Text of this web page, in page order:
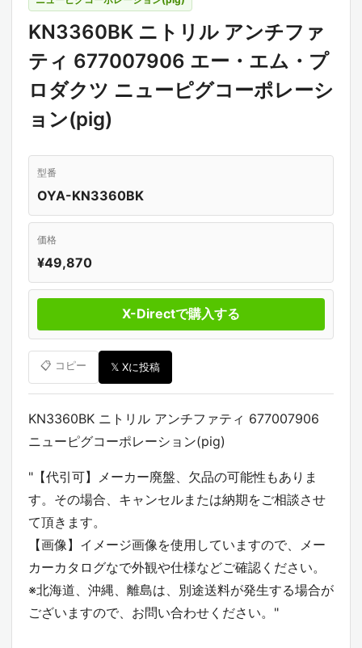
KN3360BK ニトリル アンチファ
ティ 677007906 エー・エム・プ
ロダクツ ニューピグコーポレーシ
ョン(pig)
型番
OYA-KN3360BK
価格
¥49,870
X-Directで購入する
📋 コピー 𝕏 Xに投稿
KN3360BK ニトリル アンチファティ 677007906
ニューピグコーポレーション(pig)
"【代引可】メーカー廃盤、欠品の可能性もありま
す。その場合、キャンセルまたは納期をご相談させ
て頂きます。
【画像】イメージ画像を使用していますので、メー
カーカタログなで外観や仕様などご確認ください。
※北海道、沖縄、離島は、別途送料が発生する場合が
ございますので、お問い合わせください。"